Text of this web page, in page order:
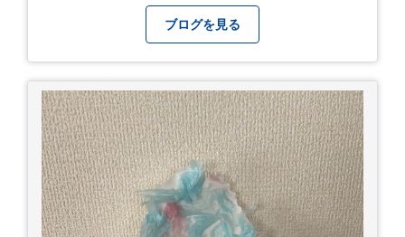
ブログを見る